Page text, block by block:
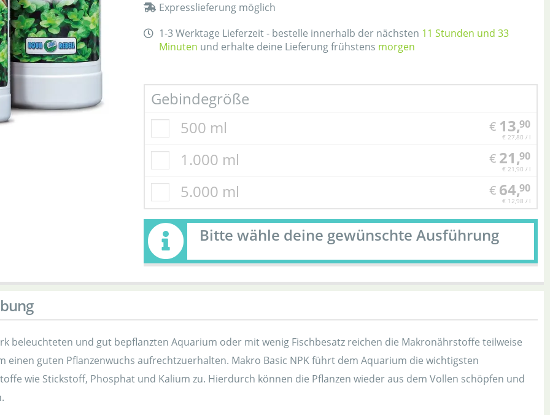
Expresslieferung möglich
1-3 Werktage Lieferzeit - bestelle innerhalb der nächsten 11 Stunden und 33
Minuten und erhalte deine Lieferung frühstens morgen
Gebindegröße
500 ml
€ 13,90
€ 27,80 / l
1.000 ml € 21,90
€ 21,90 / l
5.000 ml € 64,90
€ 12,98 / l
Bitte wähle deine gewünschte Ausführung
beleuchteten und gut bepflanzten Aquarium oder mit wenig Fischbesatz reichen die Makronährstoffe teilweise
einen guten Pflanzenwuchs aufrechtzuerhalten. Makro Basic NPK führt dem Aquarium die wichtigsten
wie Stickstoff, Phosphat und Kalium zu. Hierdurch können die Pflanzen wieder aus dem Vollen schöpfen und